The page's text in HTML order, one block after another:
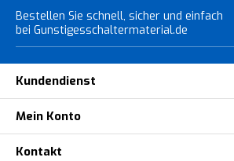
Bestellen Sie schnell, sicher und einfach
bei Gunstigesschaltermaterial.de
Kundendienst
Mein Konto
Kontakt